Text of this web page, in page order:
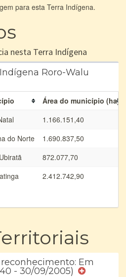
para esta Terra Indígena.
nesta Terra Indígena
Roro-Walu
Área do município (ha)
1.166.151,40
do Norte
1.690.837,50
872.077,70
2.412.742,90
Em
- 30/09/2005)